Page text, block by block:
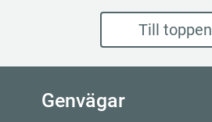
Till toppen
Genvägar